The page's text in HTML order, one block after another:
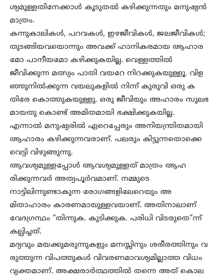
ശ്യമുള്ളതിനേക്കാൾ കൂടുതൽ കഴിക്കുന്നതും മനുഷ്യൻ
മാത്രം.
കന്നുകാലികൾ, പറവകൾ, ഇഴജീവികൾ, ജലജീവികൾ;
തുടങ്ങിയവയൊന്നും അവക്ക് ഹാനികരമായ ആഹാര
മോ പാനീയമോ കഴിക്കുകയില്ല. വെള്ളത്തിൽ
ജീവിക്കുന്ന മത്സ്യം പാതി വയറേ നിറക്കുകയുള്ളൂ. വിള
ഞ്ഞുനിൽക്കുന്ന വയലുകളിൽ നിന്ന് കുരുവി ഒരു ക
തിരേ കൊത്തുകയുള്ളു. ഒരു ജീവിയും അഹാരം സുലഭ
മായതു കൊണ്ട് അമിതമായി ഭക്ഷിക്കുകയില്ല.
എന്നാൽ മനുഷ്യരിൽ ഏറെപ്പേരും അനിയന്ത്രിതമായി
ആഹാരം കഴിക്കുന്നവരാണ്. പലരും കിട്ടുന്നതൊക്കെ
വെട്ടി വിഴുങ്ങുന്നു.
ആവശ്യമുള്ളപ്പോൾ ആവശ്യമുള്ളത് മാത്രം ആഹ
രിക്കുന്നവർ അത്യപൂർവമാണ്. നമ്മുടെ
നാട്ടിലിന്നുണ്ടാകുന്ന രോഗങ്ങളിലേറെയും അ
മിതാഹാരം കാരണമായുള്ളവയാണ്. അതിനാലാണ്
വേദഗ്രന്ഥം “തിന്നുക. കുടിക്കുക. പരിധി വിടരുതെ”ന്ന്
കല്പിച്ചത്.
മദ്യവും മയക്കുമരുന്നുകളും മനസ്സിനും ശരീരത്തിനും വ
രുത്തുന്ന വിപത്തുകൾ വിവരണമാവശ്യമില്ലാത്ത വിധം
വ്യക്തമാണ്. അക്ഷരാർത്ഥത്തിൽ തന്നെ അത് കൊല